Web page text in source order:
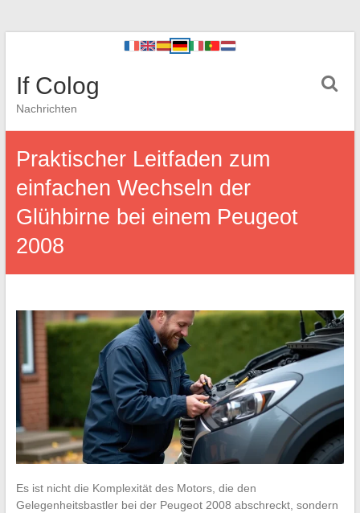
If Colog
Nachrichten
Praktischer Leitfaden zum
einfachen Wechseln der
Glühbirne bei einem Peugeot
2008
Es ist nicht die Komplexität des Motors, die den
Gelegenheitsbastler bei der Peugeot 2008 abschreckt, sondern